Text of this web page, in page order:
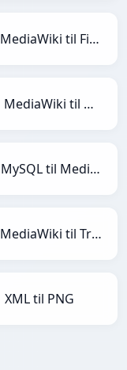
MediaWiki til Firebase
MediaWiki til Qlik
MySQL til MediaWiki
MediaWiki til TracWiki
XML til PNG